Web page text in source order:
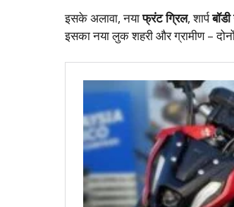
इसके अलावा, नयाफ्रंट ग्रिल, शार्प
इसका नया लुक शहरी और ग्रामीण –